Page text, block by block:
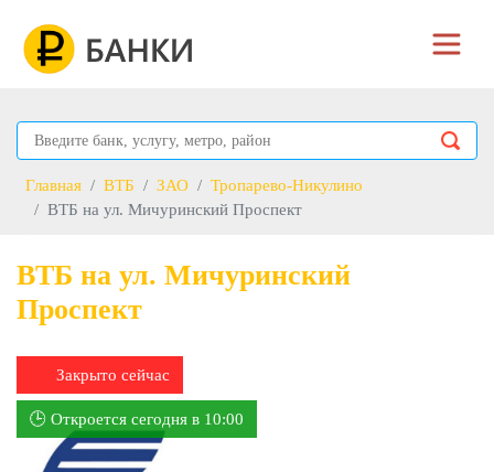
Главная ВТБ ЗАО
Тропарево-Никулино
ВТБ на ул. Мичуринский Проспект
ВТБ на ул. Мичуринский
Проспект
Закрыто сейчас
🕒 Откроется сегодня в 10:00